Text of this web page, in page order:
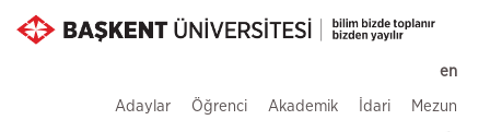
en
Adaylar Öğrenci Akademik İdari Mezun